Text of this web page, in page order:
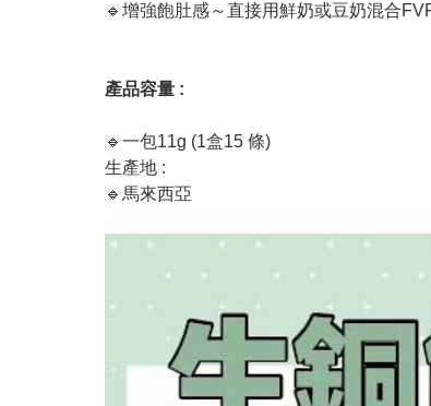
🔹增強飽肚感～直接用鮮奶或豆奶混合
產品容量 :
🔹一包11g (1盒15 條)
生產地 :
🔹馬來西亞